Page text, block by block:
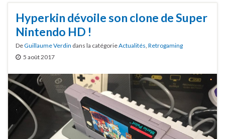
Hyperkin dévoile son clone de Super
Nintendo HD !
DeGuillaume Verdin dans la catégorieActualités, Retrogaming
5 août 2017